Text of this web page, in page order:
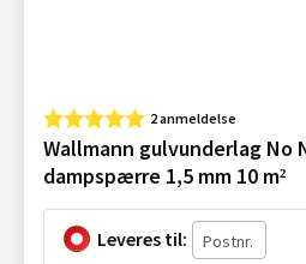
2 anmeldelse
Wallmann gulvunderlag No
dampspærre 1,5 mm 10 m²
Leveres til: